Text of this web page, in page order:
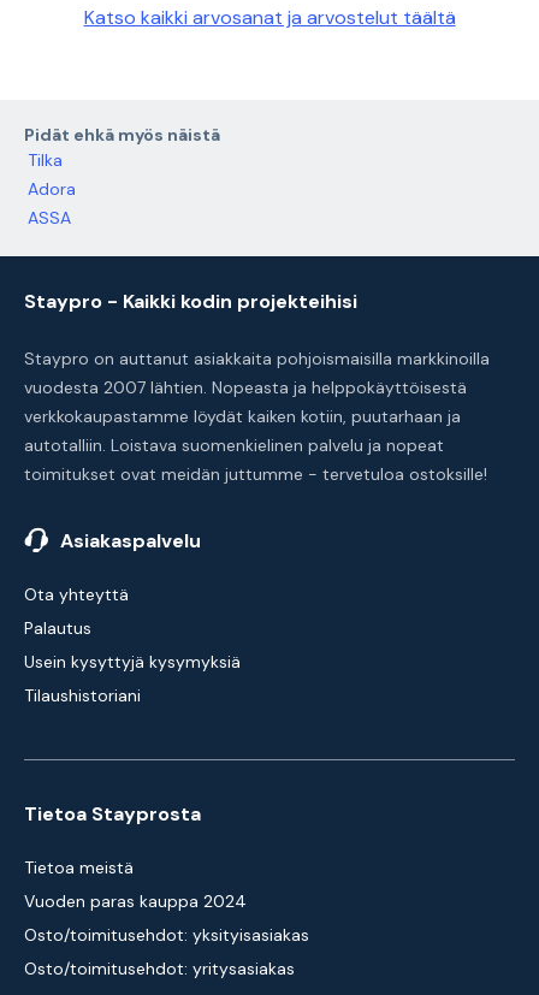
Katso kaikki arvosanat ja arvostelut täältä
Pidät ehkä myös näistä
Tilka
Adora
ASSA
Staypro - Kaikki kodin projekteihisi
Staypro on auttanut asiakkaita pohjoismaisilla markkinoilla
vuodesta 2007 lähtien. Nopeasta ja helppokäyttöisestä
verkkokaupastamme löydät kaiken kotiin, puutarhaan ja
autotalliin. Loistava suomenkielinen palvelu ja nopeat
toimitukset ovat meidän juttumme - tervetuloa ostoksille!
Asiakaspalvelu
Ota yhteyttä
Palautus
Usein kysyttyjä kysymyksiä
Tilaushistoriani
Tietoa Stayprosta
Tietoa meistä
Vuoden paras kauppa 2024
Osto/toimitusehdot: yksityisasiakas
Osto/toimitusehdot: yritysasiakas